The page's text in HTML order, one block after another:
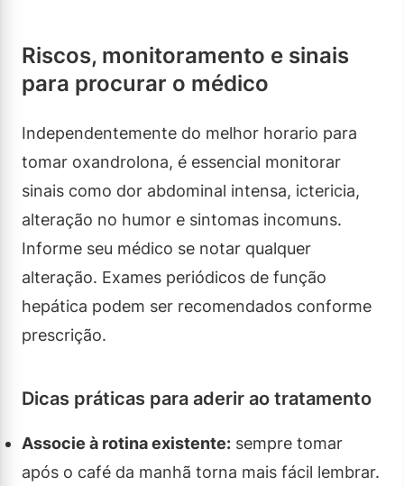
Riscos, monitoramento e sinais
para procurar o médico
Independentemente do melhor horario para
tomar oxandrolona, é essencial monitorar
sinais como dor abdominal intensa, ictericia,
alteração no humor e sintomas incomuns.
Informe seu médico se notar qualquer
alteração. Exames periódicos de função
hepática podem ser recomendados conforme
prescrição.
Dicas práticas para aderir ao tratamento
Associe à rotina existente: sempre tomar
após o café da manhã torna mais fácil lembrar.